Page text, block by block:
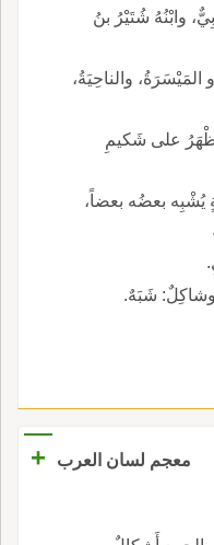
وابْنُهُ شُتَيْرُ بنُ
المَيْسَرَةُ، والناحِيَةُ،
على شَكيمِ
بعضُه بعضاً،
وشاكِلٌ: شَبَهٌ.
معجم لسان العرب
+